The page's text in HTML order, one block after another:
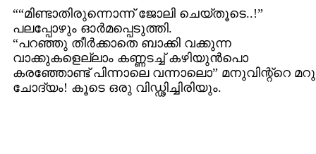
““മിണ്ടാതിരുന്നൊന്ന് ജോലി ചെയ്തൂടെ..!”
പലപ്പോഴും ഓര്‍മപ്പെടുത്തി.
“പറഞ്ഞു തീര്‍ക്കാതെ ബാക്കി വക്കുന്ന
വാക്കുകളെല്ലാം കണ്ണടച്ച് കഴിയുന്‍പൊ
കരഞ്ഞോണ്ട് പിന്നാലെ വന്നാലൊ” മനുവിന്റ്റെ മറു
ചോദ്യം! കൂടെ ഒരു വിഡ്ഢിച്ചിരിയും.